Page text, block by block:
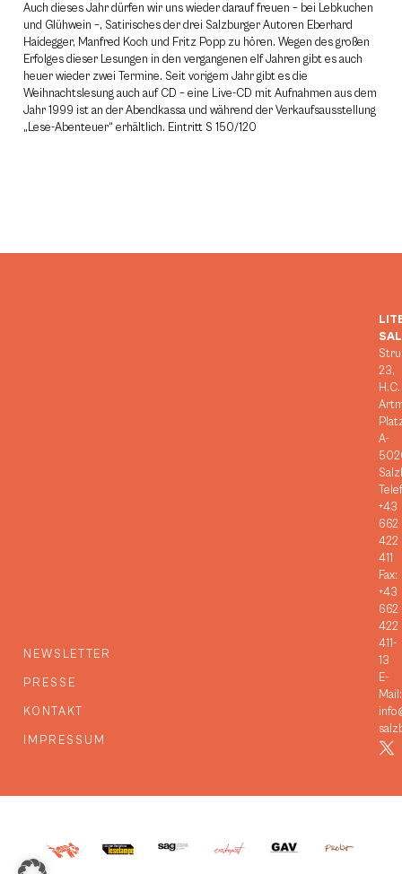
Auch dieses Jahr dürfen wir uns wieder darauf freuen – bei Lebkuchen
und Glühwein –, Satirisches der drei Salzburger Autoren Eberhard
Haidegger, Manfred Koch und Fritz Popp zu hören. Wegen des großen
Erfolges dieser Lesungen in den vergangenen elf Jahren gibt es auch
heuer wieder zwei Termine. Seit vorigem Jahr gibt es die
Weihnachtslesung auch auf CD – eine Live-CD mit Aufnahmen aus dem
Jahr 1999 ist an der Abendkassa und während der Verkaufsausstellung
„Lese-Abenteuer“ erhältlich. Eintritt S 150/120
NEWSLETTER
PRESSE
KONTAKT
IMPRESSUM
23,
H.C.
A-
+43
662
422
411
Fax:
+43
662
422
411-
13
E-
Mail: